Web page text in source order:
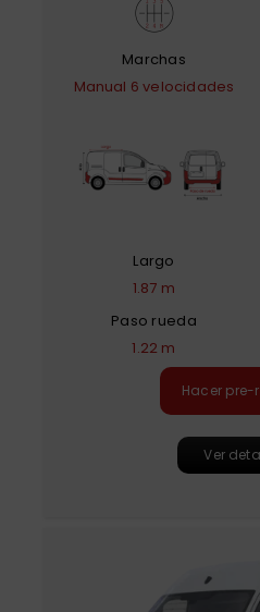
Marchas
Manual 6 velocidades
Largo
1.87 m
Paso rueda
1.22 m
Hacer pre-
Ver